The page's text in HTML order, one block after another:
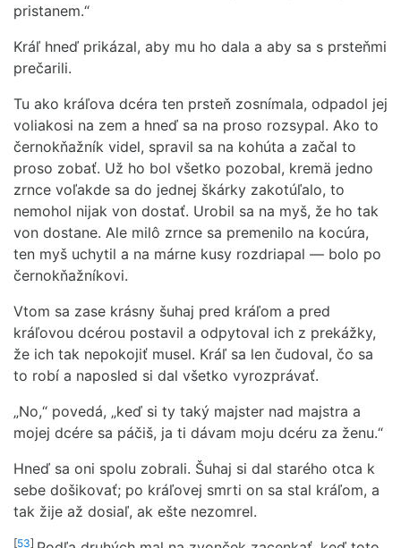
pristanem.“
Kráľ hneď prikázal, aby mu ho dala a aby sa s prsteňmi
prečarili.
Tu ako kráľova dcéra ten prsteň zosnímala, odpadol jej
voliakosi na zem a hneď sa na proso rozsypal. Ako to
černokňažník videl, spravil sa na kohúta a začal to
proso zobať. Už ho bol všetko pozobal, kremä jedno
zrnce voľakde sa do jednej škárky zakotúľalo, to
nemohol nijak von dostať. Urobil sa na myš, že ho tak
von dostane. Ale milô zrnce sa premenilo na kocúra,
ten myš uchytil a na márne kusy rozdriapal — bolo po
černokňažníkovi.
Vtom sa zase krásny šuhaj pred kráľom a pred
kráľovou dcérou postavil a odpytoval ich z prekážky,
že ich tak nepokojiť musel. Kráľ sa len čudoval, čo sa
to robí a naposled si dal všetko vyrozprávať.
„No,“ povedá, „keď si ty taký majster nad majstra a
mojej dcére sa páčiš, ja ti dávam moju dcéru za ženu.“
Hneď sa oni spolu zobrali. Šuhaj si dal starého otca k
sebe došikovať; po kráľovej smrti on sa stal kráľom, a
tak žije až dosiaľ, ak ešte nezomrel.
[53]